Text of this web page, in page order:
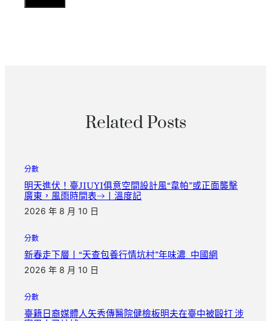
Related Posts
分數
明天進伏！臺JIUYI俱意空間設計風“韋帕”或正面襲擊
廣東，風雨時間表→丨溫度記
2026 年 8 月 10 日
分數
新春走下層丨“天查包養行情坑村”年味濃_中國網
2026 年 8 月 10 日
分數
臺籍日裔媒體人矢秀傳醫院健檢板明夫在臺中被毆打 涉